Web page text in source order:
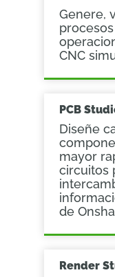
Genere,
CNC
PCB
Diseñe
mayor
circuitos
de
Render